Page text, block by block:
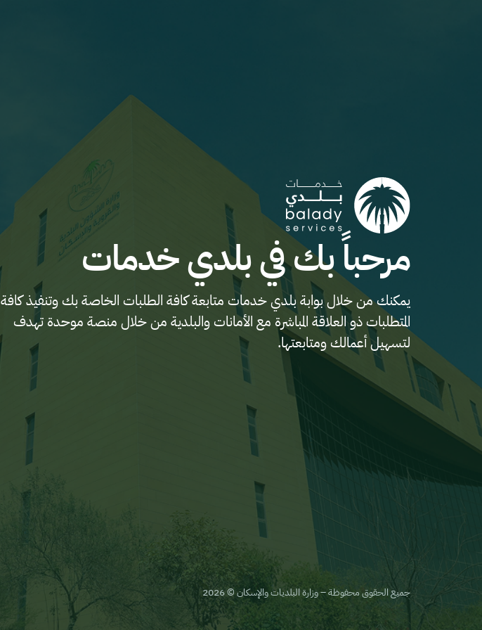
مرحباً بك في بلدي خدمات
يمكنك من خلال بوابة بلدي خدمات متابعة كافة الطلبات الخاصة بك وتنفيذ كافة
المتطلبات ذو العلاقة المباشرة مع الأمانات والبلدية من خلال منصة موحدة تهدف
لتسهيل أعمالك ومتابعتها.
جميع الحقوق محفوظة – وزارة البلديات والإسكان © 2026